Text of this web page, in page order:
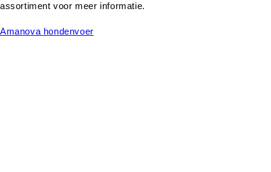
assortiment voor meer informatie.
Amanova hondenvoer